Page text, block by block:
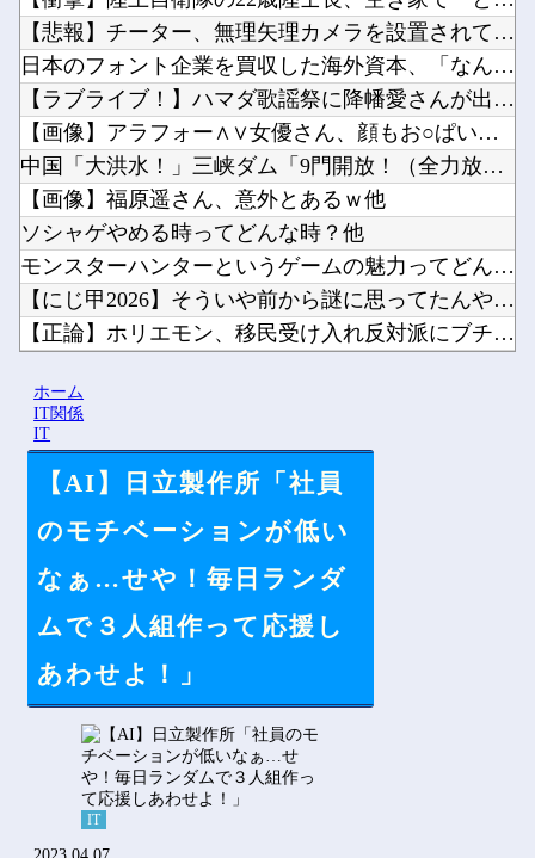
【悲報】チーター、無理矢理カメラを設置されてしょんぼり顔他
日本のフォント企業を買収した海外資本、「なんで自ら売上ゼロに...
【ラブライブ！】ハマダ歌謡祭に降幡愛さんが出演他
【画像】アラフォー∧∨女優さん、顔もお○ぱいもドスケベすぎる...
中国「大洪水！」三峡ダム「9門開放！（全力放流」中国都市「三...
【画像】福原遥さん、意外とあるｗ他
ソシャゲやめる時ってどんな時？他
モンスターハンターというゲームの魅力ってどんな部分だと思う？...
【にじ甲2026】そういや前から謎に思ってたんやがなんでマド...
【正論】ホリエモン、移民受け入れ反対派にブチギレ→スタジオ誰...
Powered by livedoor 相互RSS
ホーム
IT関係
IT
【AI】日立製作所「社員
のモチベーションが低い
なぁ…せや！毎日ランダ
ムで３人組作って応援し
あわせよ！」
IT